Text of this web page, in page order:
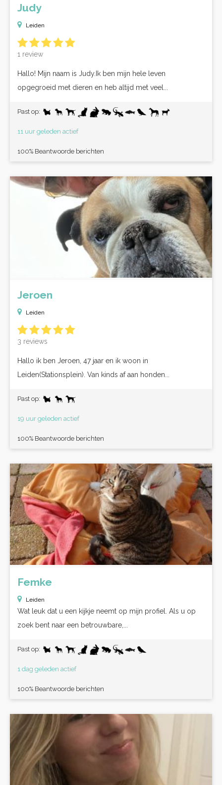
Judy
Leiden
1 review
Hallo! Mijn naam is Judy.Ik ben mijn hele leven
opgegroeid met dieren en heb altijd met veel...
Past op:
11 uur geleden actief
100% Beantwoorde berichten
Jeroen
Leiden
3 reviews
Hallo ik ben Jeroen, 47 jaar en ik woon in
Leiden(Stationsplein). Van kinds af aan honden...
Past op:
19 uur geleden actief
100% Beantwoorde berichten
Femke
Leiden
Wat leuk dat u een kijkje neemt op mijn profiel. Als u op
zoek bent naar een betrouwbare,...
Past op:
1 dag geleden actief
100% Beantwoorde berichten